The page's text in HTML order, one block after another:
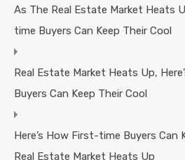
As The Real Estate Market Heats
time Buyers Can Keep Their Cool
Real Estate Market Heats Up,
Buyers Can Keep Their Cool
Here’s How First-time Buyers Can
Real Estate Market Heats Up